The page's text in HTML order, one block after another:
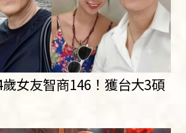
女友智商146！獲台大3碩